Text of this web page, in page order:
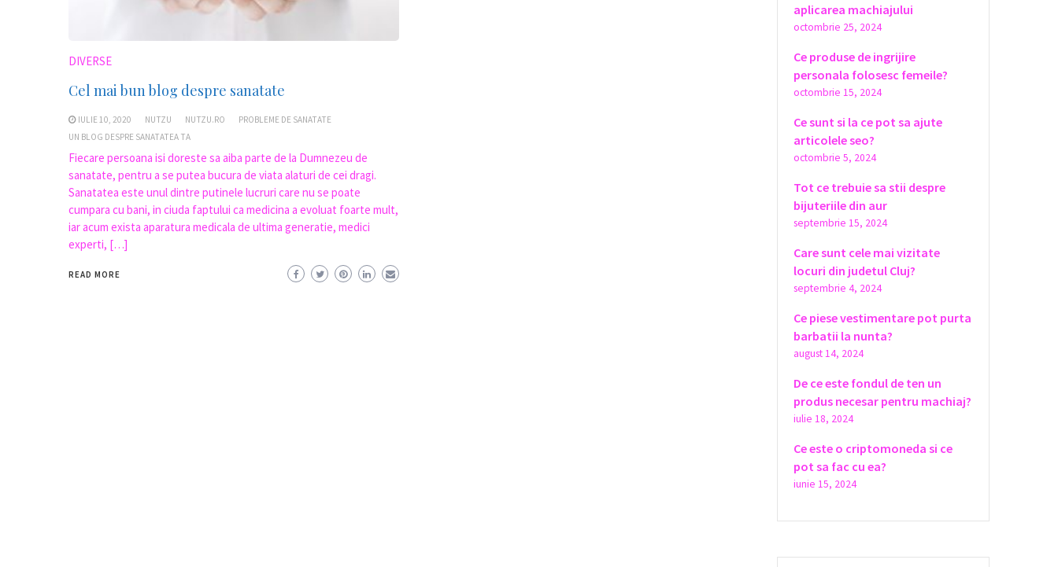
DIVERSE
Cel mai bun blog despre sanatate
IULIE 10, 2020 NUTZU NUTZU.RO
PROBLEME DE SANATATE
UN BLOG DESPRE SANATATEA TA
Fiecare persoana isi doreste sa aiba parte de la Dumnezeu de
sanatate, pentru a se putea bucura de viata alaturi de cei dragi.
Sanatatea este unul dintre putinele lucruri care nu se poate
cumpara cu bani, in ciuda faptului ca medicina a evoluat foarte mult,
iar acum exista aparatura medicala de ultima generatie, medici
experti, […]
READ MORE
aplicarea machiajului
octombrie 25, 2024
Ce produse de ingrijire
personala folosesc femeile?
octombrie 15, 2024
Ce sunt si la ce pot sa ajute
articolele seo?
octombrie 5, 2024
Tot ce trebuie sa stii despre
bijuteriile din aur
septembrie 15, 2024
Care sunt cele mai vizitate
locuri din judetul Cluj?
septembrie 4, 2024
Ce piese vestimentare pot purta
barbatii la nunta?
august 14, 2024
De ce este fondul de ten un
produs necesar pentru machiaj?
iulie 18, 2024
Ce este o criptomoneda si ce
pot sa fac cu ea?
iunie 15, 2024